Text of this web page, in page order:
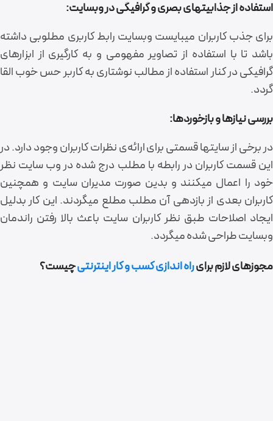
استفاده از جذابیت‎های بصری و گرافیگی در وب‎سایت:
برای جذب کاربران می‎بایست وبسایت رابط کاربری مطلوبی داشته
باشد تا با استفاده از تصاویر مفهومی و به کارگیری از ابزارهای
گرافیکی در کنار استفاده از مطالب نوشتاری به کاربر حس خوب القا
گردد.
بررسی نیازها و بازخوردها:
در برخی از سایت‎ها قسمتی برای ارائه‌ی نظرات کاربران وجود دارد. در
این قسمت کاربران در رابطه با مطلب درج شده در وب سایت نظر
خود را اعمال می‎کنند و بدین صورت مدیران سایت و همچنین
کاربران بعدی از بازدهی آن مطلب مطلع می‎گردند. این کار بدلیل
ایجاد اصلاحات طبق نظر کاربران سایت باعث بالا رفتن راندمان
وب‎سایت طراحی شده می‎گردد.
مجوزهای لازم برایراه اندازی کسب و کار اینترنتیچیست؟